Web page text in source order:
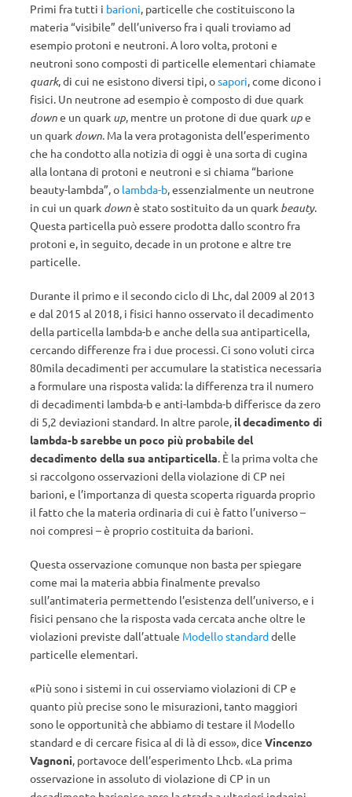
Primi fra tutti i barioni, particelle che costituiscono la
materia “visibile” dell’universo fra i quali troviamo ad
esempio protoni e neutroni. A loro volta, protoni e
neutroni sono composti di particelle elementari chiamate
quark, di cui ne esistono diversi tipi, osapori, come dicono i
fisici. Un neutrone ad esempio è composto di due quark
downe un quark up, mentre un protone di due quark upe
un quark down. Ma la vera protagonista dell’esperimento
che ha condotto alla notizia di oggi è una sorta di cugina
alla lontana di protoni e neutroni e si chiama “barione
beauty-lambda”, o lambda-b, essenzialmente un neutrone
in cui un quark downè stato sostituito da un quark beauty.
Questa particella può essere prodotta dallo scontro fra
protoni e, in seguito, decade in un protone e altre tre
particelle.
Durante il primo e il secondo ciclo di Lhc, dal 2009 al 2013
e dal 2015 al 2018, i fisici hanno osservato il decadimento
della particella lambda-b e anche della sua antiparticella,
cercando differenze fra i due processi. Ci sono voluti circa
80mila decadimenti per accumulare la statistica necessaria
a formulare una risposta valida: la differenza tra il numero
di decadimenti lambda-b e anti-lambda-b differisce da zero
di 5,2 deviazioni standard. In altre parole, il decadimento di
lambda-b sarebbe un poco più probabile del
decadimento della sua antiparticella. È la prima volta che
si raccolgono osservazioni della violazione di CP nei
barioni, e l’importanza di questa scoperta riguarda proprio
il fatto che la materia ordinaria di cui è fatto l’universo –
noi compresi – è proprio costituita da barioni.
Questa osservazione comunque non basta per spiegare
come mai la materia abbia finalmente prevalso
sull’antimateria permettendo l’esistenza dell’universo, e i
fisici pensano che la risposta vada cercata anche oltre le
violazioni previste dall’attuale Modello standarddelle
particelle elementari.
«Più sono i sistemi in cui osserviamo violazioni di CP e
quanto più precise sono le misurazioni, tanto maggiori
sono le opportunità che abbiamo di testare il Modello
standard e di cercare fisica al di là di esso», dice Vincenzo
Vagnoni, portavoce dell’esperimento Lhcb. «La prima
osservazione in assoluto di violazione di CP in un